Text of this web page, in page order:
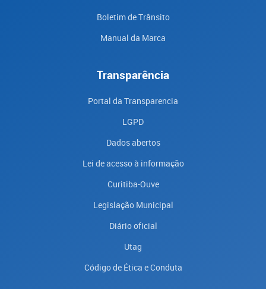
Boletim de Trânsito
Manual da Marca
Transparência
Portal da Transparencia
LGPD
Dados abertos
Lei de acesso à informação
Curitiba-Ouve
Legislação Municipal
Diário oficial
Utag
Código de Ética e Conduta